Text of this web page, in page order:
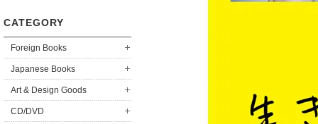
CATEGORY
Foreign Books
Japanese Books
Art & Design Goods
CD/DVD